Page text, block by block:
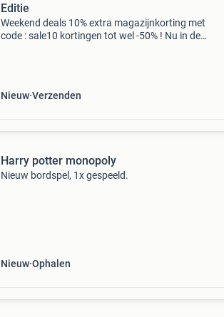
Editie
Weekend deals 10% extra magazijnkorting met
code : sale10 kortingen tot wel -50% ! Nu in de
Nieuw Verzenden
Harry potter monopoly
Nieuw bordspel, 1x gespeeld.
Nieuw Ophalen